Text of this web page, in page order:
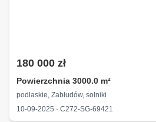
180 000 zł
Powierzchnia 3000.0 m²
podlaskie, Zabłudów, solniki
10-09-2025 · C272-SG-69421